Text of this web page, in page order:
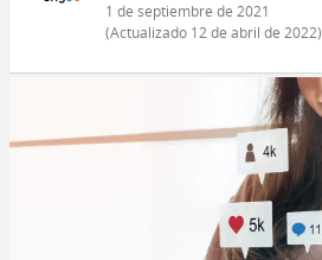
1 de septiembre de 2021
(Actualizado 12 de abril de 2022)